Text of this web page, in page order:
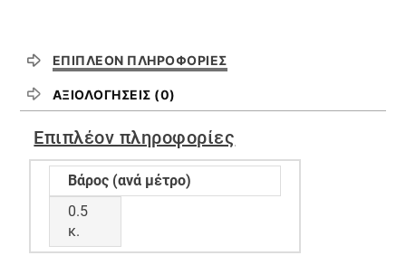
ΕΠΙΠΛΈΟΝ ΠΛΗΡΟΦΟΡΊΕΣ
ΑΞΙΟΛΟΓΉΣΕΙΣ (0)
Επιπλέον πληροφορίες
Βάρος (ανά μέτρο)
0.5
κ.